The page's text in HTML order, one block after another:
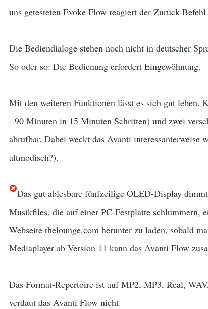
uns getesteten Evoke Flow reagiert der Zurück-
Die Bediendialoge stehen noch nicht in deutscher
So oder so: Die Bedienung erfordert Eingewöhnung.
Mit den weiteren Funktionen lässt es sich gut
- 90 Minuten in 15 Minuten Schritten) und zwei
abrufbar. Dabei weckt das Avanti
altmodisch?).
Das gut ablesbare fünfzeilige OLED-Display
Musikfiles, die auf einer PC-Festplatte schlummern,
Webseite thelounge.com herunter zu laden, sobald
Mediaplayer ab Version 11 kann das Avanti Flow
Das Format-Repertoire ist auf MP2, MP3, Real,
verdaut das Avanti Flow nicht.